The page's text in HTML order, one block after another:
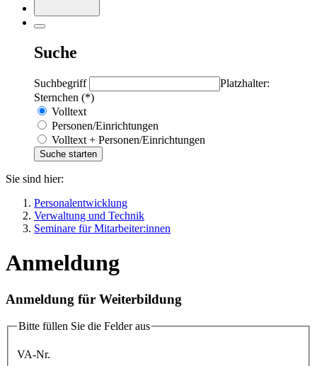
Suche
Suchbegriff
Platzhalter:
Sternchen (*)
Volltext
Personen/Einrichtungen
Volltext + Personen/Einrichtungen
Sie sind hier:
Personalentwicklung
Verwaltung und Technik
Seminare für Mitarbeiter:innen
Anmeldung
Anmeldung für Weiterbildung
Bitte füllen Sie die Felder aus
VA-Nr.